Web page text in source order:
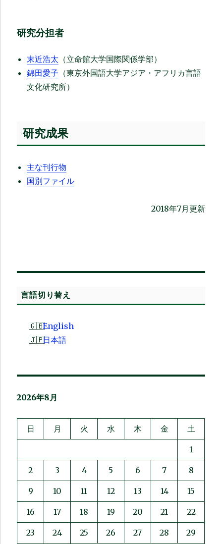
研究分担者
末近浩太 （立命館大学国際関係学部）
錦田愛子 （東京外国語大学アジア・アフリカ言語
文化研究所）
研究成果
主な刊行物
国別ファイル
2018年7月更新
言語切り替え
English
日本語
2026年8月
日 月 火 水 木 金 土
1
2 3 4 5 6 7 8
9 10 11 12 13 14 15
16 17 18 19 20 21 22
23 24 25 26 27 28 29